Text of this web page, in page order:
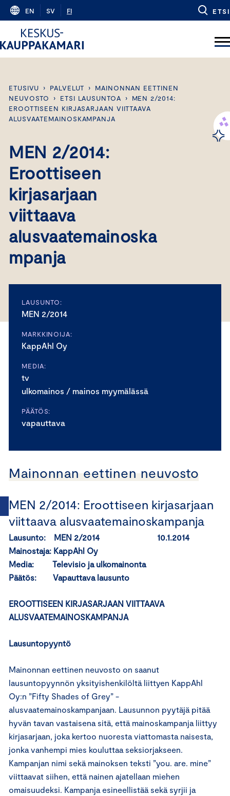
Skip
content
EN SV FI ETSI
ETUSIVU › PALVELUT ›
MAINONNAN EETTINEN
NEUVOSTO
› ETSI LAUSUNTOA ›
MEN 2/2014:
EROOTTISEEN KIRJASARJAAN VIITTAAVA
ALUSVAATEMAINOSKAMPANJA
MEN 2/2014:
Eroottiseen
kirjasarjaan
viittaava
alusvaatemainoska
mpanja
LAUSUNTO:
MEN 2/2014
MARKKINOIJA:
KappAhl Oy
MEDIA:
tv
ulkomainos / mainos myymälässä
PÄÄTÖS:
vapauttava
Mainonnan eettinen neuvosto
MEN 2/2014: Eroottiseen kirjasarjaan
viittaava alusvaatemainoskampanja
Lausunto: MEN 2/2014 10.1.2014
Mainostaja: KappAhl Oy
Media: Televisio ja ulkomainonta
Päätös: Vapauttava lausunto
EROOTTISEEN KIRJASARJAAN VIITTAAVA
ALUSVAATEMAINOSKAMPANJA
Lausuntopyyntö
Mainonnan eettinen neuvosto on saanut
lausuntopyynnön yksityishenkilöltä liittyen KappAhl
Oy:n ”Fifty Shades of Grey” -
alusvaatemainoskampanjaan. Lausunnon pyytäjä pitää
hyvän tavan vastaisena sitä, että mainoskampanja liittyy
kirjasarjaan, joka kertoo nuoresta viattomasta naisesta,
jonka vanhempi mies kouluttaa seksiorjakseen.
Kampanjan nimi sekä mainoksen teksti ”you. are. mine”
viittaavat siihen, että nainen ajatellaan miehen
omaisuudeksi. Kampanja esineellistää sekä syrjii ja